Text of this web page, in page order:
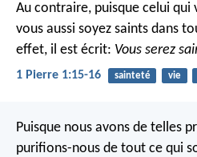
Au contraire, puisque celui qui
vous aussi soyez saints dans
effet, il est écrit: Vous serez
1 Pierre 1:15-16 sainteté vie
Puisque nous avons de telles
purifions-nous de tout ce qui